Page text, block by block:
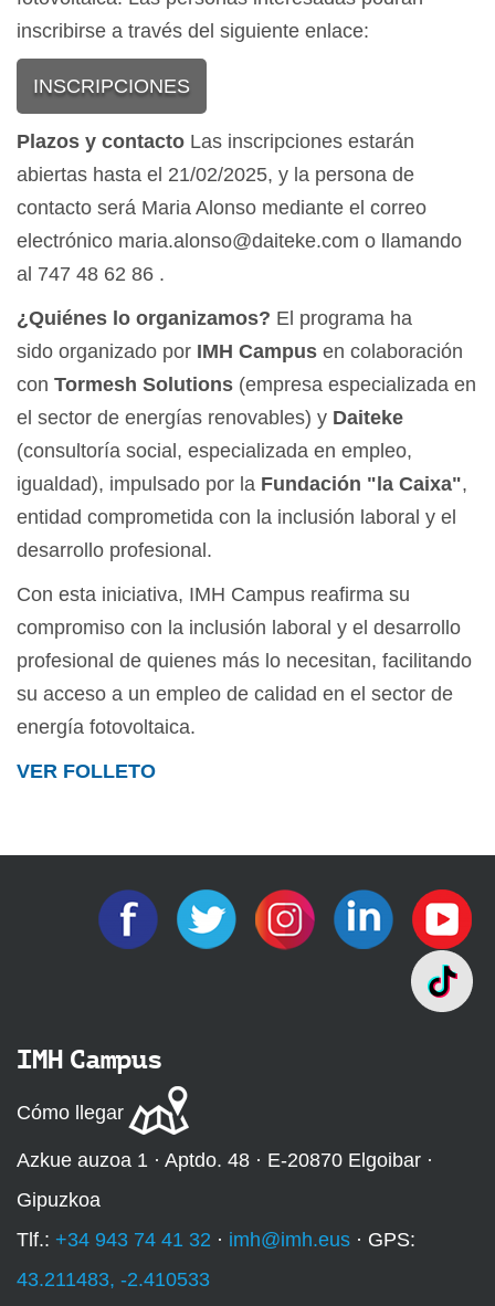
inscribirse a través del siguiente enlace:
INSCRIPCIONES
Plazos y contacto Las inscripciones estarán
abiertas hasta el 21/02/2025, y la persona de
contacto será Maria Alonso mediante el correo
electrónico maria.alonso@daiteke.com o llamando
al 747 48 62 86 .
¿Quiénes lo organizamos? El programa ha
sido organizado por IMH Campus en colaboración
con Tormesh Solutions (empresa especializada en
el sector de energías renovables) y Daiteke
(consultoría social, especializada en empleo,
igualdad), impulsado por la Fundación "la Caixa",
entidad comprometida con la inclusión laboral y el
desarrollo profesional.
Con esta iniciativa, IMH Campus reafirma su
compromiso con la inclusión laboral y el desarrollo
profesional de quienes más lo necesitan, facilitando
su acceso a un empleo de calidad en el sector de
energía fotovoltaica.
VER FOLLETO
IMH Campus
Cómo llegar
Azkue auzoa 1 · Aptdo. 48 · E-20870 Elgoibar ·
Gipuzkoa
Tlf.: +34 943 74 41 32 · imh@imh.eus · GPS:
43.211483, -2.410533